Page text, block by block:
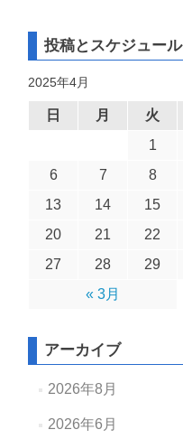
投稿とスケジュール
2025年4月
日 月 火
« 3月
1
6
7 8
13
14 15
20
21 22
27
28 29
アーカイブ
2026年8月
2026年6月